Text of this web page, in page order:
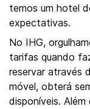
temos um hotel
expectativas.
No IHG,
tarifas quando
reservar através
móvel, obterá
disponíveis.